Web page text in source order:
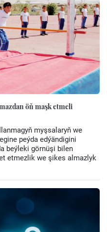
öň maşk etmeli
myşsalaryň we
peýda edýändigini
beýleki görnüşi bilen
etmezlik we şikes almazlyk